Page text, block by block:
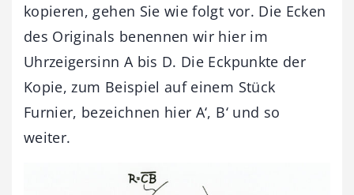
kopieren, gehen Sie wie folgt vor. Die Ecken
des Originals benennen wir hier im
Uhrzeigersinn A bis D. Die Eckpunkte der
Kopie, zum Beispiel auf einem Stück
Furnier, bezeichnen hier A‘, B‘ und so
weiter.